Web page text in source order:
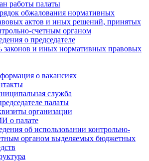
работы палаты
обжалования нормативных
актов и иных решений, принятых
счетным органом
о председателе
законов и иных нормативных правовых
о вакансиях
служба
палаты
организации
о палате
об использовании контрольно-
органом выделяемых бюджетных